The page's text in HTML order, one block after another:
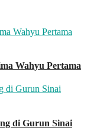
Wahyu Pertama
di Gurun Sinai